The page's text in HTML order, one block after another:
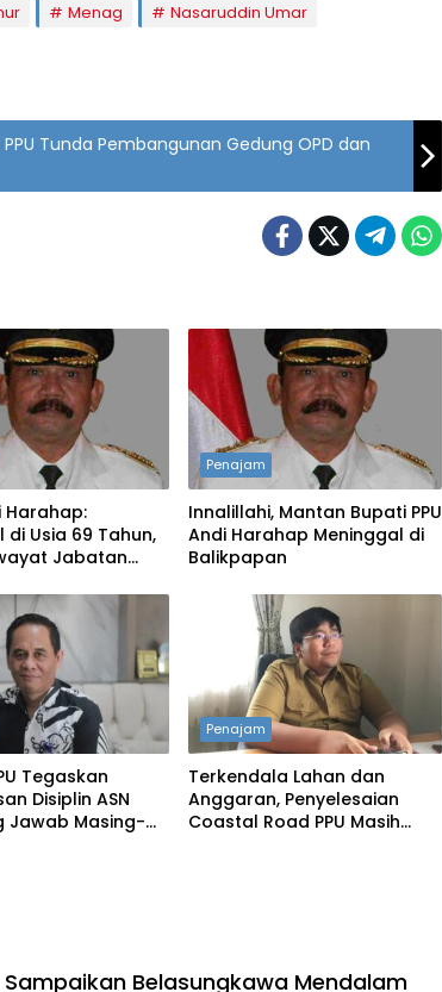
Menag
Nasaruddin Umar
Tunda Pembangunan Gedung OPD dan
Harahap:
di Usia 69 Tahun,
Jabatan
Penajam
Innalillahi, Mantan Bupati PPU
Andi Harahap Meninggal di
Balikpapan
Tegaskan
Disiplin ASN
Jawab Masing-
Penajam
Terkendala Lahan dan
Anggaran, Penyelesaian
Coastal Road PPU Masih
Belasungkawa Mendalam